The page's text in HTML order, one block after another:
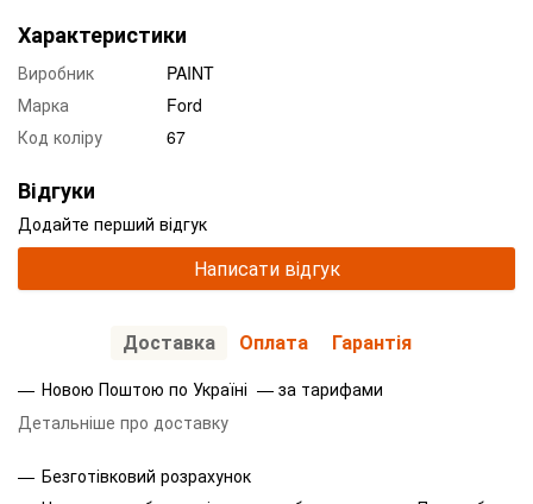
Характеристики
Виробник
PAINT
Марка
Ford
Код коліру
67
Відгуки
Додайте перший відгук
Написати відгук
Доставка Оплата Гарантія
Новою Поштою по Україні — за тарифами
Детальніше про доставку
Безготівковий розрахунок